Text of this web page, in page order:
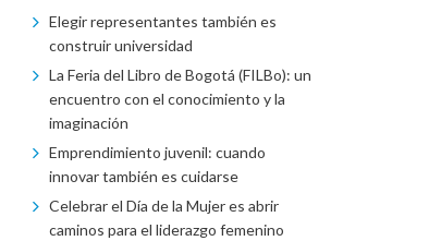
Elegir representantes también es
construir universidad
La Feria del Libro de Bogotá (FILBo): un
encuentro con el conocimiento y la
imaginación
Emprendimiento juvenil: cuando
innovar también es cuidarse
Celebrar el Día de la Mujer es abrir
caminos para el liderazgo femenino